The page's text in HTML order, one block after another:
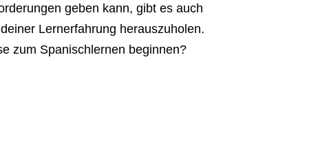
geben kann, gibt es auch
Lernerfahrung herauszuholen.
zum Spanischlernen beginnen?